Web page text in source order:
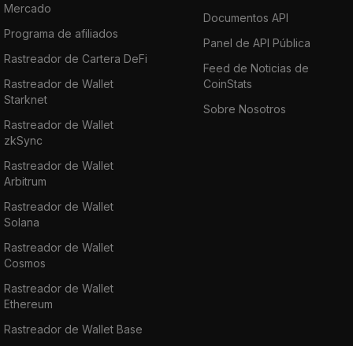
Mercado
Programa de afiliados
Rastreador de Cartera DeFi
Rastreador de Wallet
Starknet
Rastreador de Wallet
zkSync
Rastreador de Wallet
Arbitrum
Rastreador de Wallet
Solana
Rastreador de Wallet
Cosmos
Rastreador de Wallet
Ethereum
Rastreador de Wallet Base
Documentos API
Panel de API Pública
Feed de Noticias de
CoinStats
Sobre Nosotros